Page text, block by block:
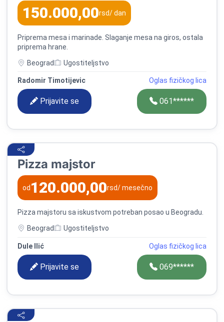
150.000,00rsd/ dan
Priprema mesa i marinade. Slaganje mesa na giros, ostala
priprema hrane.
Beograd Ugostiteljstvo
Radomir Timotijevic Oglas fizičkog lica
Prijavite se 061******
Pizza majstor
od 120.000,00rsd/ mesečno
Pizza majstoru sa iskustvom potreban posao u Beogradu.
Beograd Ugostiteljstvo
Dule Ilić Oglas fizičkog lica
Prijavite se 069******